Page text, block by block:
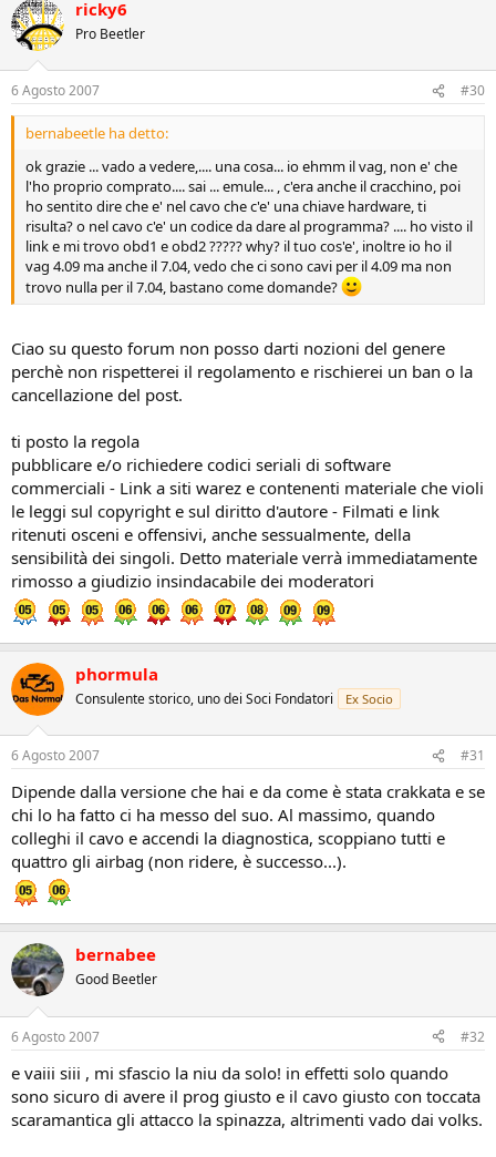
ricky6
Pro Beetler
6 Agosto 2007 #30
bernabeetle ha detto:
ok grazie ... vado a vedere,.... una cosa... io ehmm il vag, non e' che
l'ho proprio comprato.... sai ... emule... , c'era anche il cracchino, poi
ho sentito dire che e' nel cavo che c'e' una chiave hardware, ti
risulta? o nel cavo c'e' un codice da dare al programma? .... ho visto il
link e mi trovo obd1 e obd2 ????? why? il tuo cos'e', inoltre io ho il
vag 4.09 ma anche il 7.04, vedo che ci sono cavi per il 4.09 ma non
trovo nulla per il 7.04, bastano come domande?
Ciao su questo forum non posso darti nozioni del genere
perchè non rispetterei il regolamento e rischierei un ban o la
cancellazione del post.
ti posto la regola
pubblicare e/o richiedere codici seriali di software
commerciali - Link a siti warez e contenenti materiale che violi
le leggi sul copyright e sul diritto d'autore - Filmati e link
ritenuti osceni e offensivi, anche sessualmente, della
sensibilità dei singoli. Detto materiale verrà immediatamente
rimosso a giudizio insindacabile dei moderatori
phormula
Consulente storico, uno dei Soci Fondatori Ex Socio
6 Agosto 2007 #31
Dipende dalla versione che hai e da come è stata crakkata e se
chi lo ha fatto ci ha messo del suo. Al massimo, quando
colleghi il cavo e accendi la diagnostica, scoppiano tutti e
quattro gli airbag (non ridere, è successo...).
bernabee
Good Beetler
6 Agosto 2007 #32
e vaiii siii , mi sfascio la niu da solo! in effetti solo quando
sono sicuro di avere il prog giusto e il cavo giusto con toccata
scaramantica gli attacco la spinazza, altrimenti vado dai volks.